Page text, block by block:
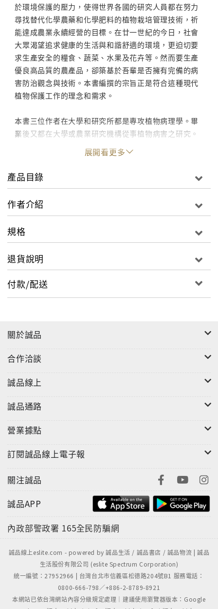
於環境保護的壓力，使得世界各國的研究人員都在努力
尋找替代化學農藥和化學肥料的植物栽培管理技術，祈
能達成農業永續經營的目標。在廿一世紀的今日，社會
大眾渴望追求健康的生活與和諧舒適的環境，更迫切要
求生產安全的糧食、蔬菜、水果及花卉等。然而要生產
優良高品質的農產品，卻築基於吾輩是否擁有完備的病
害防治觀念與技術。本書編撰的宗旨正是符合這種現代
植物保護工作的理念和需求。
本書三位作者在大學和研究所都是專攻植物病理學。畢
業後又都在大學或農業研究機構從事植物病害之研究。
各自的研究領域和方向雖然有些許差異，但是研究的課
題多以研發作物病害之非農藥防治策略為主。書中所列
20 篇文章內容都是以作者自己研究發現現為主軸，加以
延伸報導和進一步討論。全書包括植物病害之病因與病
害與人生等四大部份。在植物病害之管理技術部分又區
術和綜合管理技術等四方面加以討論。這些章節的研究
物及生物防治等都符合現今安全農業和農業永續發展理
念。此外，尚涵蓋有植病與昆蟲、植病與人畜安全等。
內文部分章節曾載於「植物病害之診斷與防治策略」一
書中，為使植物病害管理資料更臻完備，特增列較多的
展開看更多
產品目錄
作者介紹
規格
退貨說明
付款/配送
關於誠品
合作洽談
誠品線上
誠品通路
營業據點
訂閱誠品線上電子報
關注誠品
誠品APP
內政部警政署 165全民防騙網
誠品線上eslite.com - powered by 誠品生活 / 誠品書店 / 誠品物流 | 誠品
生活股份有限公司 (eslite Spectrum Corporation)
統一編號：27952966 | 台灣台北市信義區松德路204號B1 服務電話：
0800-666-798／+886-2-8789-8921
本網站已依台灣網站內容分級規定處理｜建議使用瀏覽器版本：Google